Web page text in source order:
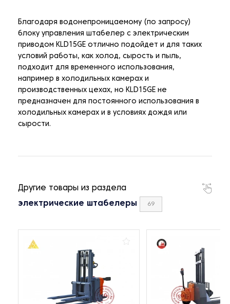
Благодаря водонепроницаемому (по запросу)
блоку управления штабелер с электрическим
приводом KLD15GE отлично подойдет и для таких
условий работы, как холод, сырость и пыль,
подходит для временного использования,
например в холодильных камерах и
производственных цехах, но KLD15GE не
предназначен для постоянного использования в
холодильных камерах и в условиях дождя или
сырости.
Другие товары из раздела
электрические штабелеры 69